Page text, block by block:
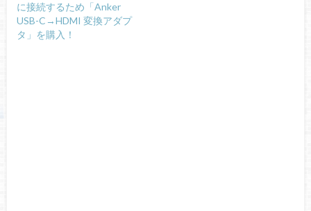
に接続するため「Anker
USB-C→HDMI 変換アダプ
タ」を購入！